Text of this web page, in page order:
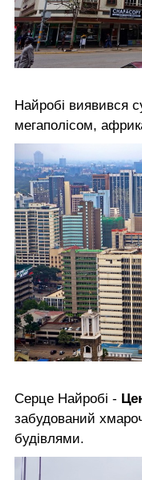
Найробі виявився
мегаполісом,
Серце Найробі -
забудований
будівлями.